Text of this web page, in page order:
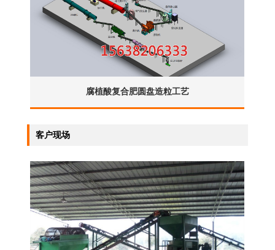
腐植酸复合肥圆盘造粒工艺
客户现场